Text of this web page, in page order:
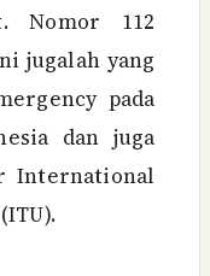
Nomor 112
jugalah yang
pada
dan juga
International